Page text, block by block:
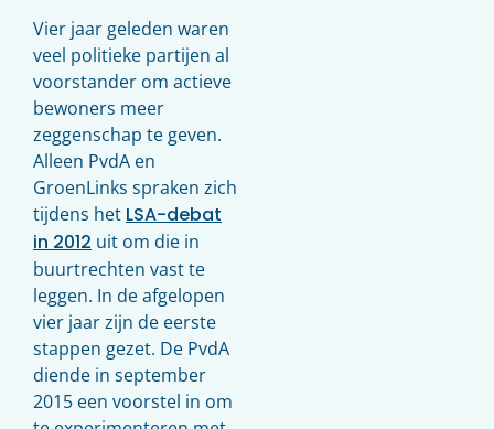
Vier jaar geleden waren
veel politieke partijen al
voorstander om actieve
bewoners meer
zeggenschap te geven.
Alleen PvdA en
GroenLinks spraken zich
tijdens het LSA-debat
in 2012 uit om die in
buurtrechten vast te
leggen. In de afgelopen
vier jaar zijn de eerste
stappen gezet. De PvdA
diende in september
2015 een voorstel in om